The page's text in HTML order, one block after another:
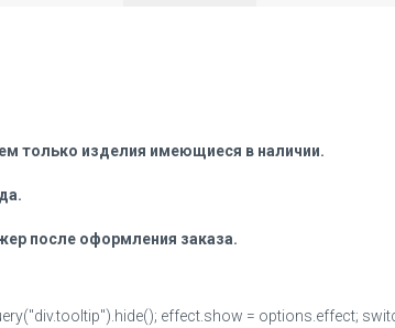
только изделия имеющиеся в наличии.
после оформления заказа.
effect.show = options.effect;